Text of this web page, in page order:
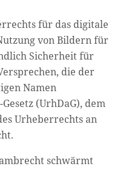
für das digitale
von Bildern für
Sicherheit für
die der
Namen
(UrhDaG), dem
Urheberrechts an
schwärmt